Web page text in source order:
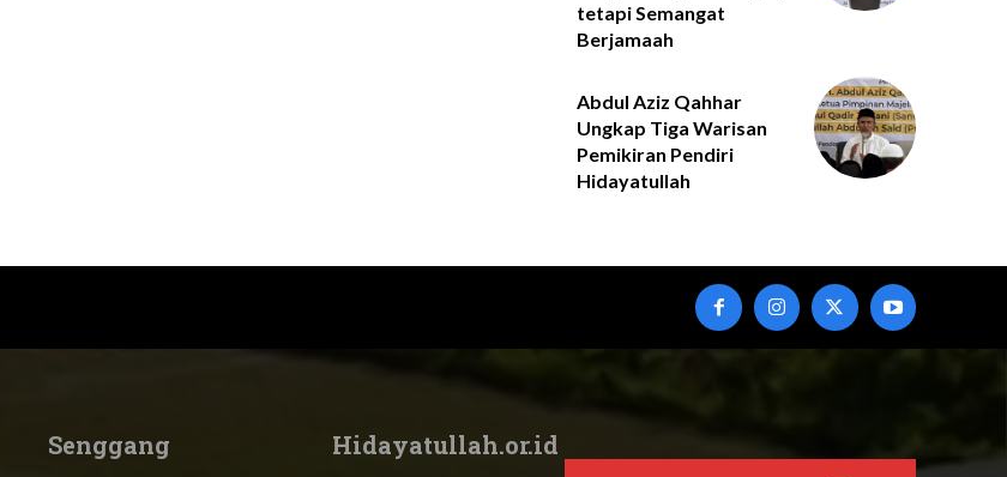
tetapi Semangat
Berjamaah
Abdul Aziz Qahhar
Ungkap Tiga Warisan
Pemikiran Pendiri
Hidayatullah
Senggang Hidayatullah.or.id